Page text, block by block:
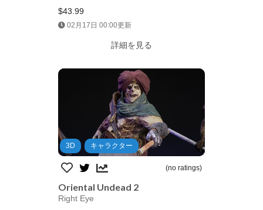
$43.99
02月17日 00:00更新
詳細を見る
Jump AssetStore
3D キャラクター
(no ratings)
Oriental Undead 2
Right Eye